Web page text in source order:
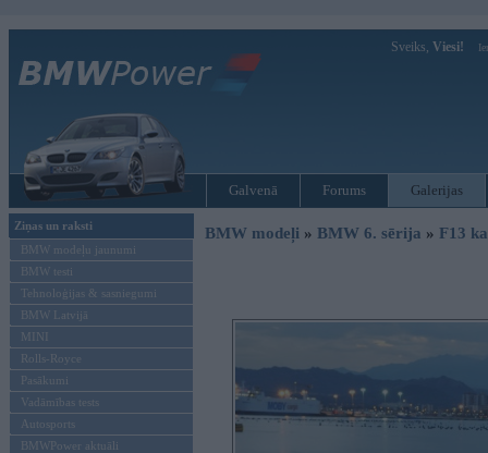
Sveiks, Viesi!
Galvenā Forums Galerijas
Ziņas un raksti
BMW modeļu jaunumi
BMW testi
Tehnoloģijas & sasniegumi
BMW Latvijā
MINI
Rolls-Royce
Pasākumi
Vadāmības tests
Autosports
BMWPower aktuāli
BMW modeļi » BMW 6. sērija » F13